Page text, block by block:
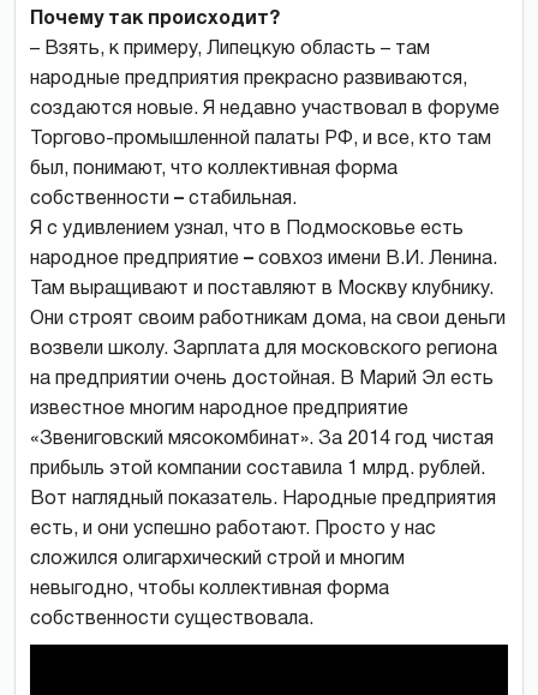
Почему так происходит?
– Взять, к примеру, Липецкую область – там
народные предприятия прекрасно развиваются,
создаются новые. Я недавно участвовал в форуме
Торгово-промышленной палаты РФ, и все, кто там
был, понимают, что коллективная форма
собственности – стабильная.
Я с удивлением узнал, что в Подмосковье есть
народное предприятие – совхоз имени В.И. Ленина.
Там выращивают и поставляют в Москву клубнику.
Они строят своим работникам дома, на свои деньги
возвели школу. Зарплата для московского региона
на предприятии очень достойная. В Марий Эл есть
известное многим народное предприятие
«Звениговский мясокомбинат». За 2014 год чистая
прибыль этой компании составила 1 млрд. рублей.
Вот наглядный показатель. Народные предприятия
есть, и они успешно работают. Просто у нас
сложился олигархический строй и многим
невыгодно, чтобы коллективная форма
собственности существовала.